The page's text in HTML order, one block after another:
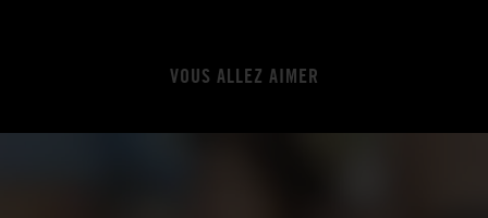
VOUS ALLEZ AIMER